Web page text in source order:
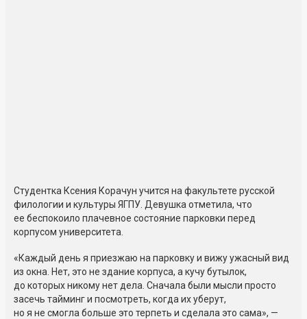
Студентка Ксения Корачун учится на факультете русской
филологии и культуры ЯГПУ. Девушка отметила, что
ее беспокоило плачевное состояние парковки перед
корпусом университета.
«Каждый день я приезжаю на парковку и вижу ужасный вид
из окна. Нет, это не здание корпуса, а кучу бутылок,
до которых никому нет дела. Сначала были мысли просто
засечь тайминг и посмотреть, когда их уберут,
но я не смогла больше это терпеть и сделала это сама», —